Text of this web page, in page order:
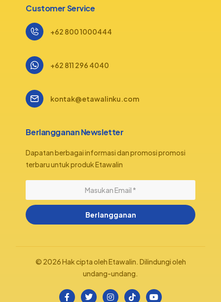
Customer Service
+62 800 1000444
+62 811 296 4040
kontak@etawalinku.com
Berlangganan Newsletter
Dapatan berbagai informasi dan promosi promosi
terbaru untuk produk Etawalin
Berlangganan
© 2026 Hak cipta oleh Etawalin. Dilindungi oleh
undang-undang.
Belanja Sekarang